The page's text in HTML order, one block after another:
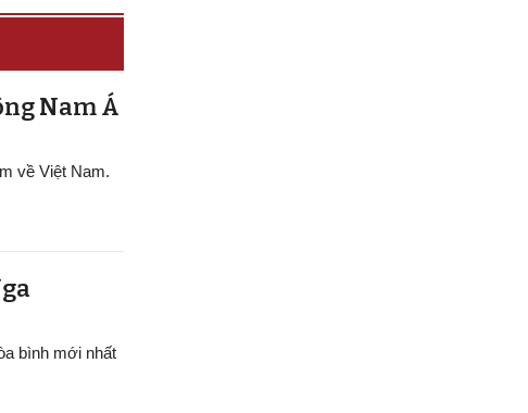
Nam Á
về Việt Nam.
bình mới nhất